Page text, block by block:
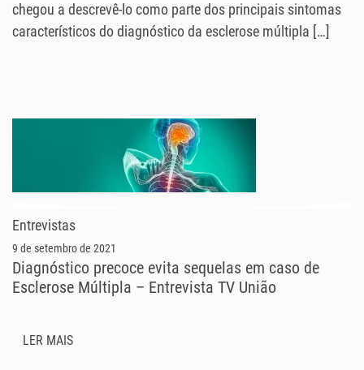
chegou a descrevê-lo como parte dos principais sintomas
característicos do diagnóstico da esclerose múltipla […]
Entrevistas
9 de setembro de 2021
Diagnóstico precoce evita sequelas em caso de
Esclerose Múltipla – Entrevista TV União
LER MAIS